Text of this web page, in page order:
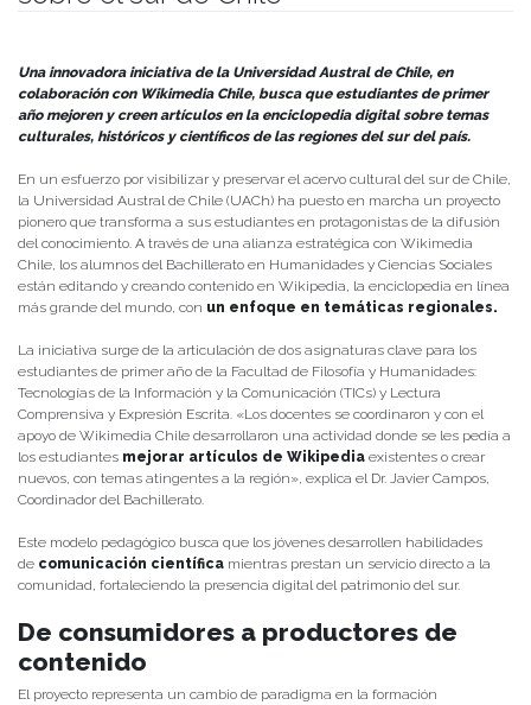
Una innovadora iniciativa de la Universidad Austral de Chile, en
colaboración con Wikimedia Chile, busca que estudiantes de primer
año mejoren y creen artículos en la enciclopedia digital sobre temas
culturales, históricos y científicos de las regiones del sur del país.
En un esfuerzo por visibilizar y preservar el acervo cultural del sur de Chile,
la Universidad Austral de Chile (UACh) ha puesto en marcha un proyecto
pionero que transforma a sus estudiantes en protagonistas de la difusión
del conocimiento. A través de una alianza estratégica con Wikimedia
Chile, los alumnos del Bachillerato en Humanidades y Ciencias Sociales
están editando y creando contenido en Wikipedia, la enciclopedia en línea
más grande del mundo, con un enfoque en temáticas regionales.
La iniciativa surge de la articulación de dos asignaturas clave para los
estudiantes de primer año de la Facultad de Filosofía y Humanidades:
Tecnologías de la Información y la Comunicación (TICs) y Lectura
Comprensiva y Expresión Escrita. «Los docentes se coordinaron y con el
apoyo de Wikimedia Chile desarrollaron una actividad donde se les pedía a
los estudiantes mejorar artículos de Wikipedia existentes o crear
nuevos, con temas atingentes a la región», explica el Dr. Javier Campos,
Coordinador del Bachillerato.
Este modelo pedagógico busca que los jóvenes desarrollen habilidades
de comunicación científica mientras prestan un servicio directo a la
comunidad, fortaleciendo la presencia digital del patrimonio del sur.
De consumidores a productores de
contenido
El proyecto representa un cambio de paradigma en la formación